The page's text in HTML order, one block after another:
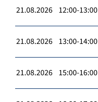
21.08.2026 12:00-13:00
21.08.2026 13:00-14:00
21.08.2026 15:00-16:00